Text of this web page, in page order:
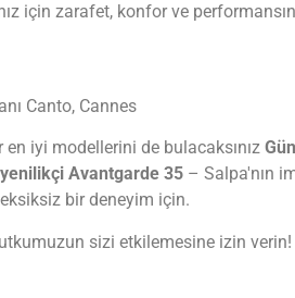
için zarafet, konfor ve
Canto, Cannes
iyi modellerini de bulacaksınız
Avantgarde 35 – Salpa'nın
bir deneyim için.
sizi etkilemesine izin verin!